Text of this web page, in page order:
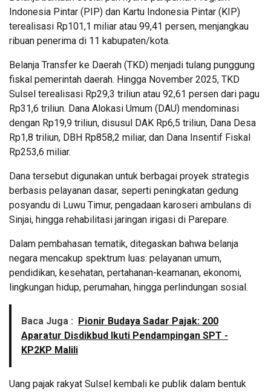
Indonesia Pintar (PIP) dan Kartu Indonesia Pintar (KIP)
terealisasi Rp101,1 miliar atau 99,41 persen, menjangkau
ribuan penerima di 11 kabupaten/kota.
Belanja Transfer ke Daerah (TKD) menjadi tulang punggung
fiskal pemerintah daerah. Hingga November 2025, TKD
Sulsel terealisasi Rp29,3 triliun atau 92,61 persen dari pagu
Rp31,6 triliun. Dana Alokasi Umum (DAU) mendominasi
dengan Rp19,9 triliun, disusul DAK Rp6,5 triliun, Dana Desa
Rp1,8 triliun, DBH Rp858,2 miliar, dan Dana Insentif Fiskal
Rp253,6 miliar.
Dana tersebut digunakan untuk berbagai proyek strategis
berbasis pelayanan dasar, seperti peningkatan gedung
posyandu di Luwu Timur, pengadaan karoseri ambulans di
Sinjai, hingga rehabilitasi jaringan irigasi di Parepare.
Dalam pembahasan tematik, ditegaskan bahwa belanja
negara mencakup spektrum luas: pelayanan umum,
pendidikan, kesehatan, pertahanan-keamanan, ekonomi,
lingkungan hidup, perumahan, hingga perlindungan sosial.
Baca Juga :
Pionir Budaya Sadar Pajak: 200
Aparatur Disdikbud Ikuti Pendampingan SPT -
KP2KP Malili
Uang pajak rakyat Sulsel kembali ke publik dalam bentuk